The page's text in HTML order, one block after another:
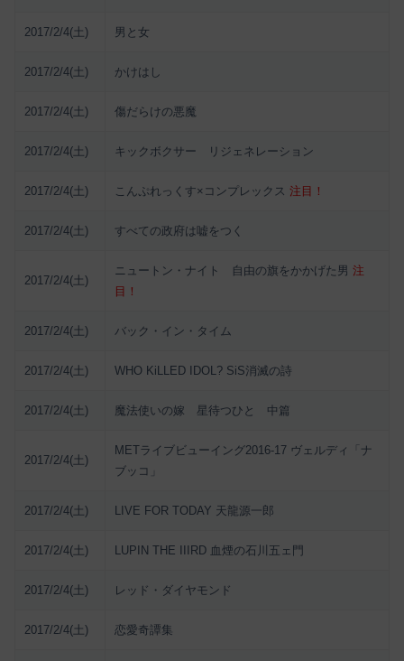
2017/2/4(土) 男と女
2017/2/4(土) かけはし
2017/2/4(土) 傷だらけの悪魔
2017/2/4(土) キックボクサー リジェネレーション
2017/2/4(土) こんぷれっくす×コンプレックス注目！
2017/2/4(土) すべての政府は嘘をつく
2017/2/4(土)
ニュートン・ナイト 自由の旗をかかげた男注
目！
2017/2/4(土) バック・イン・タイム
2017/2/4(土) WHO KiLLED IDOL? SiS消滅の詩
2017/2/4(土) 魔法使いの嫁 星待つひと 中篇
2017/2/4(土)
METライブビューイング2016-17 ヴェルディ「ナ
ブッコ」
2017/2/4(土) LIVE FOR TODAY 天龍源一郎
2017/2/4(土) LUPIN THE IIIRD 血煙の石川五ェ門
2017/2/4(土) レッド・ダイヤモンド
2017/2/4(土) 恋愛奇譚集